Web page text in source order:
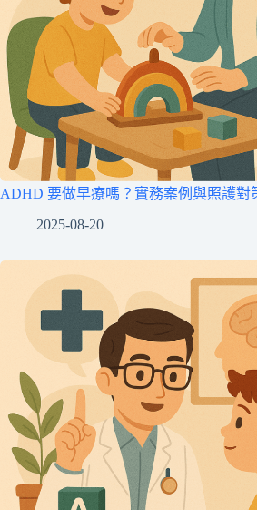
ADHD 要做早療嗎？實務案例與照護對
2025-08-20